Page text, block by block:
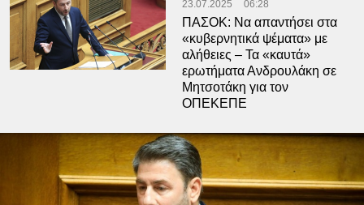
23.07.2025 06:28
ΠΑΣΟΚ: Να απαντήσει στα
«κυβερνητικά ψέματα» με
αλήθειες – Τα «καυτά»
ερωτήματα Ανδρουλάκη σε
Μητσοτάκη για τον
ΟΠΕΚΕΠΕ